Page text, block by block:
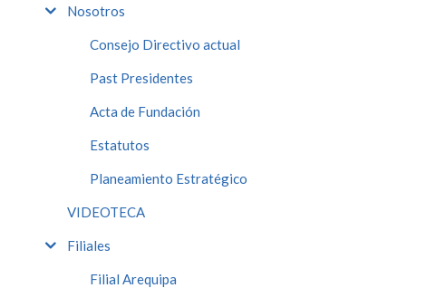
Nosotros
Consejo Directivo actual
Past Presidentes
Acta de Fundación
Estatutos
Planeamiento Estratégico
VIDEOTECA
Filiales
Filial Arequipa